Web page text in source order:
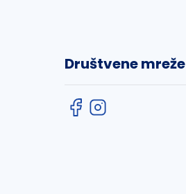
Društvene mreže